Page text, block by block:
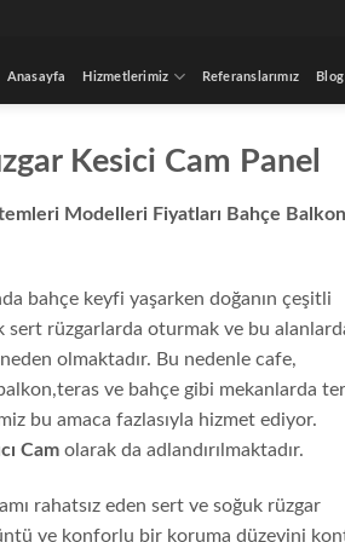
Anasayfa Hizmetlerimiz Referanslarımız Blog
Kesici Cam Panel
Modelleri Fiyatları Bahçe
bahçe keyfi yaşarken doğanın çeşitli
sert rüzgarlarda oturmak ve bu
olmaktadır. Bu nedenle cafe,
ve bahçe gibi mekanlarda
bu amaca fazlasıyla hizmet ediyor.
Cam olarak da adlandırılmaktadır.
rahatsız eden sert ve soğuk rüzgar
ve konforlu bir koruma düzeyini